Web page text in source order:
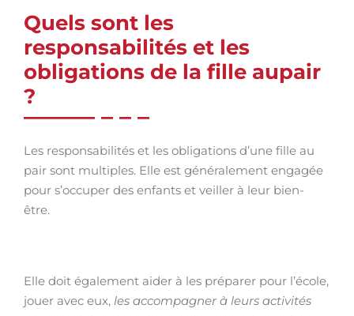
Quels sont les
responsabilités et les
obligations de la fille aupair
?
Les responsabilités et les obligations d’une fille au
pair sont multiples. Elle est généralement engagée
pour s’occuper des enfants et veiller à leur bien-
être.
Elle doit également aider à les préparer pour l’école,
jouer avec eux, les accompagner à leurs activités